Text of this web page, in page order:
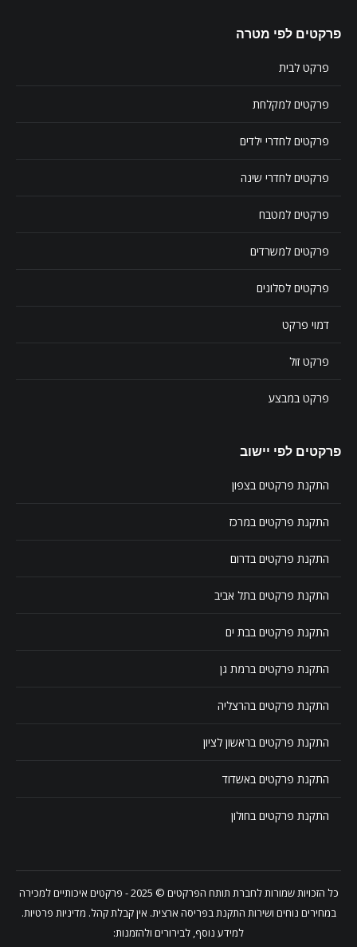
פרקטים לפי מטרה
פרקט לבית
פרקטים למקלחת
פרקטים לחדרי ילדים
פרקטים לחדרי שינה
פרקטים למטבח
פרקטים למשרדים
פרקטים לסלונים
דמוי פרקט
פרקט זול
פרקט במבצע
פרקטים לפי יישוב
התקנת פרקטים בצפון
התקנת פרקטים במרכז
התקנת פרקטים בדרום
התקנת פרקטים בתל אביב
התקנת פרקטים בבת ים
התקנת פרקטים ברמת גן
התקנת פרקטים בהרצליה
התקנת פרקטים בראשון לציון
התקנת פרקטים באשדוד
התקנת פרקטים בחולון
כל הזכויות שמורות לחברת תותח הפרקטים
© 2025 - פרקטים איכותיים למכירה
במחירים נוחים ושירות התקנת בפריסה ארצית. אין קבלת קהל. מדיניות פרטיות.
למידע נוסף, לבירורים ולהזמנות: